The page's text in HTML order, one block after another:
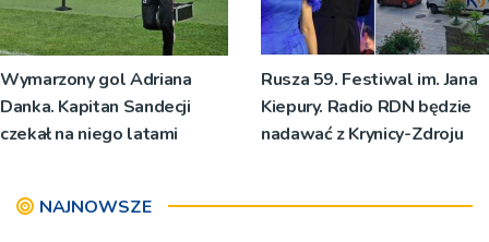
Wymarzony gol Adriana
Danka. Kapitan Sandecji
czekał na niego latami
Rusza 59. Festiwal im. Jana
Kiepury. Radio RDN będzie
nadawać z Krynicy-Zdroju
NAJNOWSZE